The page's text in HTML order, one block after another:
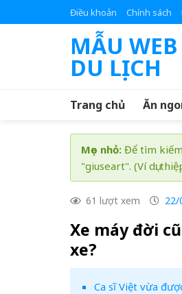
to
Điều khoản Chính sách
MẪU
DU LỊCH
Trang chủ Ăn
Mẹo nhỏ: Để tìm
"giuseart". (Ví dụ:
61 lượt xem 22/
Xe máy đời
xe?
Ca sĩ Việt vừa